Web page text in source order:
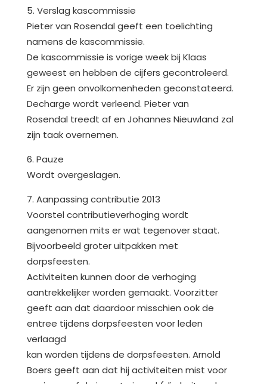
5. Verslag kascommissie
Pieter van Rosendal geeft een toelichting
namens de kascommissie.
De kascommissie is vorige week bij Klaas
geweest en hebben de cijfers gecontroleerd.
Er zijn geen onvolkomenheden geconstateerd.
Decharge wordt verleend. Pieter van
Rosendal treedt af en Johannes Nieuwland zal
zijn taak overnemen.
6. Pauze
Wordt overgeslagen.
7. Aanpassing contributie 2013
Voorstel contributieverhoging wordt
aangenomen mits er wat tegenover staat.
Bijvoorbeeld groter uitpakken met
dorpsfeesten.
Activiteiten kunnen door de verhoging
aantrekkelijker worden gemaakt. Voorzitter
geeft aan dat daardoor misschien ook de
entree tijdens dorpsfeesten voor leden
verlaagd
kan worden tijdens de dorpsfeesten. Arnold
Boers geeft aan dat hij activiteiten mist voor